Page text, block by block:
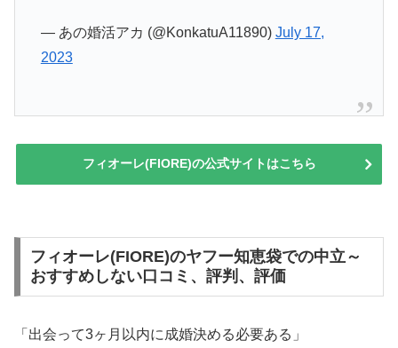
— あの婚活アカ (@KonkatuA11890) July 17,
2023
フィオーレ(FIORE)の公式サイトはこちら
フィオーレ(FIORE)のヤフー知恵袋での中立～
おすすめしない口コミ、評判、評価
「出会って3ヶ月以内に成婚決める必要ある」